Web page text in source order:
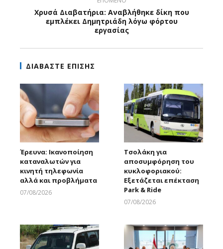
Χρυσά Διαβατήρια: Αναβλήθηκε δίκη που
εμπλέκει Δημητριάδη λόγω φόρτου
εργασίας
ΔΙΑΒΑΣΤΕ ΕΠΙΣΗΣ
Έρευνα: Ικανοποίηση
καταναλωτών για
κινητή τηλεφωνία
αλλά και προβλήματα
07/08/2026
Τσολάκη για
αποσυμφόρηση του
κυκλοφοριακού:
Εξετάζεται επέκταση
Park & Ride
07/08/2026